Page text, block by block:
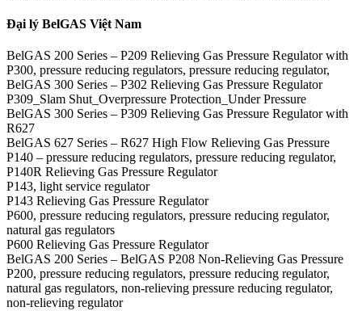
Đại lý BelGAS Việt Nam
BelGAS 200 Series – P209 Relieving Gas Pressure Regulator with
P300, pressure reducing regulators, pressure reducing regulator,
BelGAS 300 Series – P302 Relieving Gas Pressure Regulator
P309_Slam Shut_Overpressure Protection_Under Pressure
BelGAS 300 Series – P309 Relieving Gas Pressure Regulator with
R627
BelGAS 627 Series – R627 High Flow Relieving Gas Pressure
P140 – pressure reducing regulators, pressure reducing regulator,
P140R Relieving Gas Pressure Regulator
P143, light service regulator
P143 Relieving Gas Pressure Regulator
P600, pressure reducing regulators, pressure reducing regulator,
natural gas regulators
P600 Relieving Gas Pressure Regulator
BelGAS 200 Series – BelGAS P208 Non-Relieving Gas Pressure
P200, pressure reducing regulators, pressure reducing regulator,
natural gas regulators, non-relieving pressure reducing regulator,
non-relieving regulator